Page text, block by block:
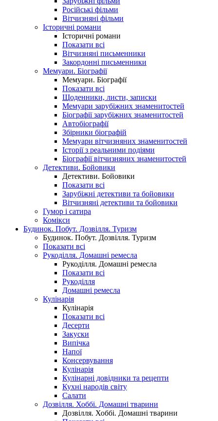
Російські фільми
Вітчизняні фільми
Історичні романи
Історичні романи
Показати всі
Вітчизняні письменники
Закордонні письменники
Мемуари. Біографії
Мемуари. Біографії
Показати всі
Щоденники, листи, записки
Мемуари зарубіжних знаменитостей
Біографії зарубіжних знаменитостей
Автобіографії
Збірники біографій
Мемуари вітчизняних знаменитостей
Історії з реальними подіями
Біографії вітчизняних знаменитостей
Детективи. Бойовики
Детективи. Бойовики
Показати всі
Зарубіжні детективи та бойовики
Вітчизняні детективи та бойовики
Гумор і сатира
Комікси
Будинок. Побут. Дозвілля. Туризм
Будинок. Побут. Дозвілля. Туризм
Показати всі
Рукоділля. Домашні ремесла
Рукоділля. Домашні ремесла
Показати всі
Рукоділля
Домашні ремесла
Кулінарія
Кулінарія
Показати всі
Десерти
Закуски
Випічка
Напої
Консервування
Кулінарія
Кулінарні довідники та рецепти
Кухні народів світу
Салати
Дозвілля. Хоббі. Домашні тварини
Дозвілля. Хоббі. Домашні тварини